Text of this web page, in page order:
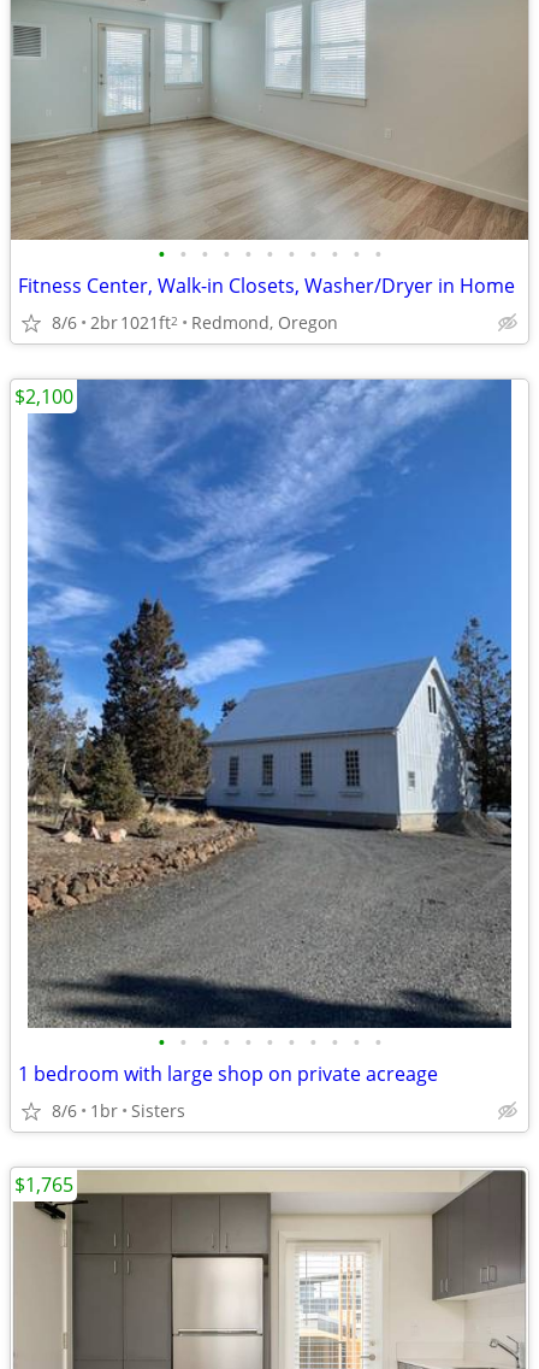
• • • • • • • • • • •
Fitness Center, Walk-in Closets, Washer/Dryer in Home
8/6 2br1021ft2 Redmond, Oregon
• • • • • • • • • • •
1 bedroom with large shop on private acreage
8/6 1br Sisters
$2,100
$1,765